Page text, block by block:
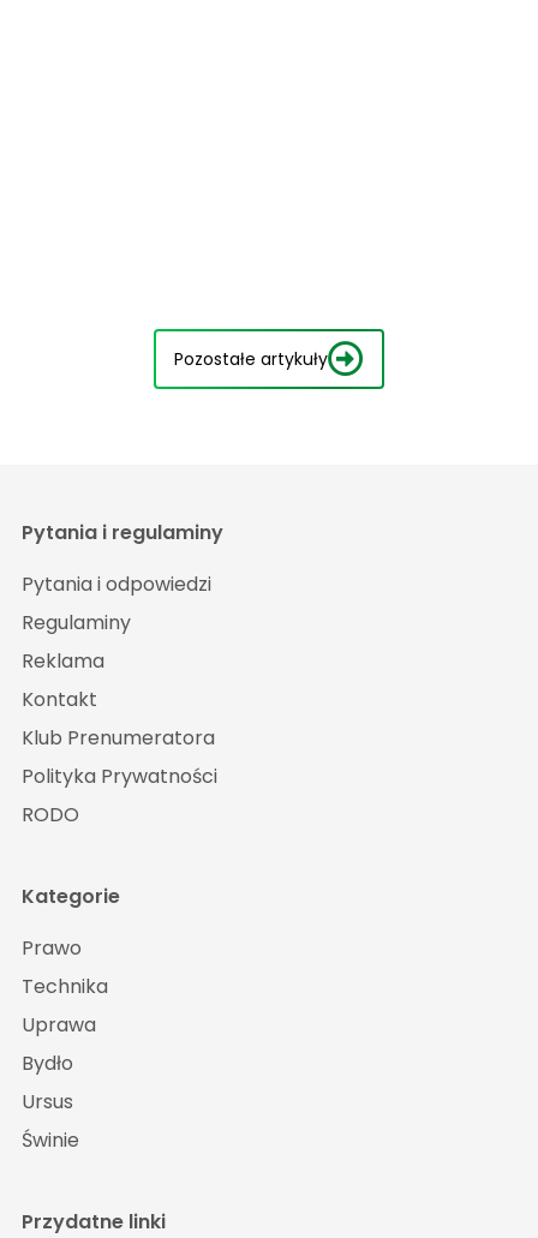
Pozostałe artykuły
Pytania i regulaminy
Pytania i odpowiedzi
Regulaminy
Reklama
Kontakt
Klub Prenumeratora
Polityka Prywatności
RODO
Kategorie
Prawo
Technika
Uprawa
Bydło
Ursus
Świnie
Przydatne linki